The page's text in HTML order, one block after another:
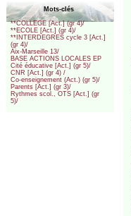
Mots-clés
**COLLEGE [Act.] (gr 4)/
**ECOLE [Act.] (gr 4)/
**INTERDEGRES cycle 3 [Act.]
(gr 4)/
Aix-Marseille 13/
BASE ACTIONS LOCALES EP
Cité éducative [Act.] (gr 5)/
CNR [Act.] (gr 4) /
Co-enseignement (Act.) (gr 5)/
Parents [Act.] (gr 3)/
Rythmes scol., OTS [Act.] (gr
5)/